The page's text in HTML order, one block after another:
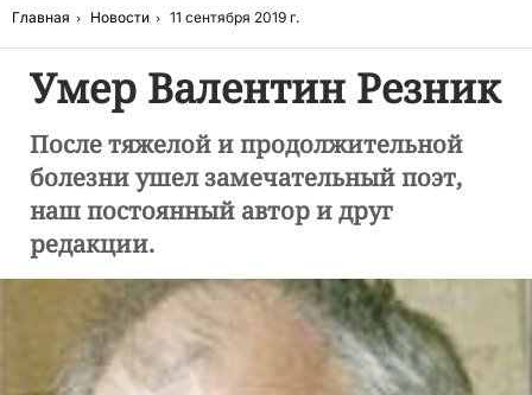
Главная Новости 11 сентября 2019 г.
Умер Валентин Резник
После тяжелой и продолжительной
болезни ушел замечательный поэт,
наш постоянный автор и друг
редакции.